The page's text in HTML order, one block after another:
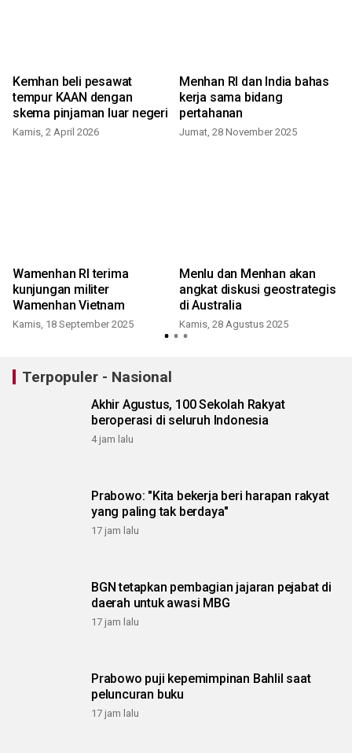
Kemhan beli pesawat
tempur KAAN dengan
skema pinjaman luar negeri
Kamis, 2 April 2026
Menhan RI dan India bahas
kerja sama bidang
pertahanan
Jumat, 28 November 2025
Wamenhan RI terima
kunjungan militer
Wamenhan Vietnam
Kamis, 18 September 2025
Menlu dan Menhan akan
angkat diskusi geostrategis
di Australia
Kamis, 28 Agustus 2025
Terpopuler - Nasional
Akhir Agustus, 100 Sekolah Rakyat
beroperasi di seluruh Indonesia
4 jam lalu
Prabowo: "Kita bekerja beri harapan rakyat
yang paling tak berdaya"
17 jam lalu
BGN tetapkan pembagian jajaran pejabat di
daerah untuk awasi MBG
17 jam lalu
Prabowo puji kepemimpinan Bahlil saat
peluncuran buku
17 jam lalu